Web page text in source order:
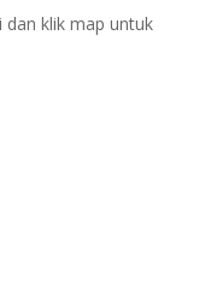
klik map untuk